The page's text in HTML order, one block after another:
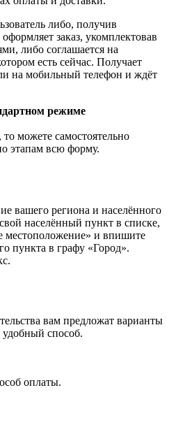
либо, получив
заказ, укомплектовав
либо соглашается на
есть сейчас. Получает
на мобильный телефон и ждёт
режиме
можете самостоятельно
этапам всю форму.
вашего региона и населённого
населённый пункт в списке,
местоположение» и впишите
пункта в графу «Город».
вам предложат варианты
способ.
оплаты.